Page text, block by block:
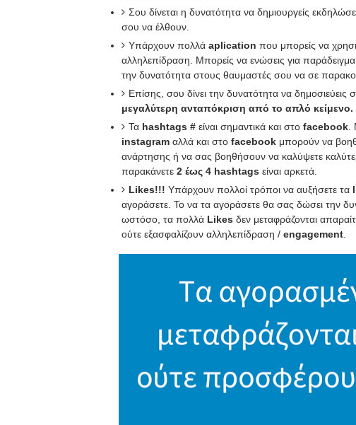
Σου δίνεται η δυνατότητα να δημιουργείς
σου να έλθουν.
Υπάρχουν πολλά aplication που μπορείς να
αλληλεπίδραση. Μπορείς να ενώσεις για
την δυνατότητα στους θαυμαστές σου να σε
Επίσης, σου δίνει την δυνατότητα να δημοσιεύεις
μεγαλύτερη ανταπόκριση από το απλό κείμενο.
Τα hashtags # είναι σημαντικά και στο facebook
instagram αλλά και στο facebook μπορούν να
ανάρτησης ή να σας βοηθήσουν να καλύψετε
παρακάνετε 2 έως 4 hashtags είναι αρκετά.
Likes!!! Υπάρχουν πολλοί τρόποι να αυξήσετε τα
αγοράσετε. Το να τα αγοράσετε θα σας δώσει την
ωστόσο, τα πολλά Likes δεν μεταφράζονται
ούτε εξασφαλίζουν αλληλεπίδραση / engagement